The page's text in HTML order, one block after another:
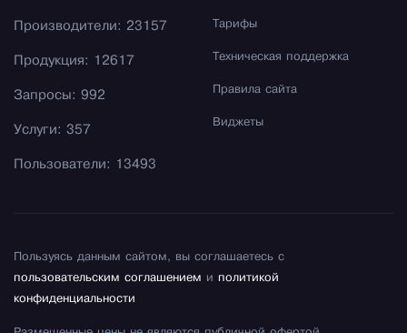
Тарифы
Техническая поддержка
Правила сайта
Виджеты
Производители: 23157
Продукция: 12617
Запросы: 992
Услуги: 357
Пользователи: 13493
Пользуясь данным сайтом, вы соглашаетесь с
пользовательским соглашением и политикой
конфиденциальности